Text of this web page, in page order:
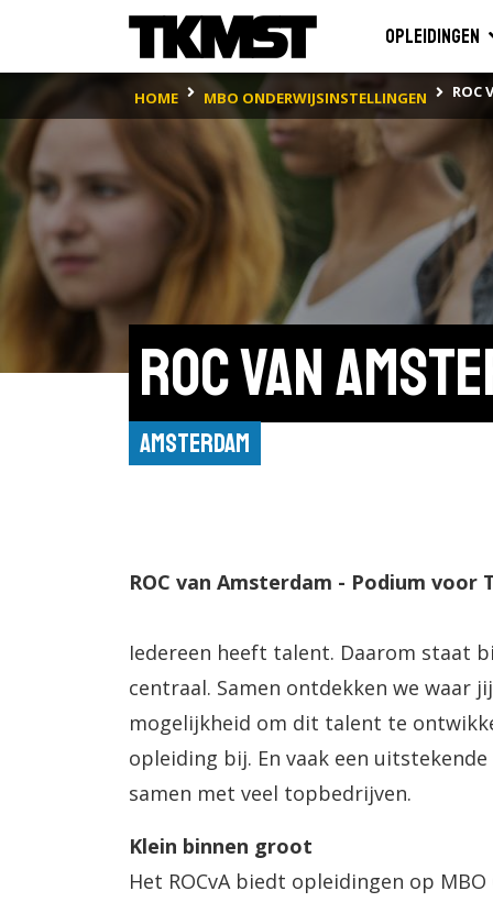
Opleidingen
HOME MBO ONDERWIJSINSTELLINGEN ROC
ROC van
Amsterdam
ROC van Amsterdam - Podium voor
Iedereen heeft talent. Daarom staat
centraal. Samen ontdekken we waar
mogelijkheid om dit talent te
opleiding bij. En vaak een
samen met veel topbedrijven.
Klein binnen groot
Het ROCvA biedt opleidingen op